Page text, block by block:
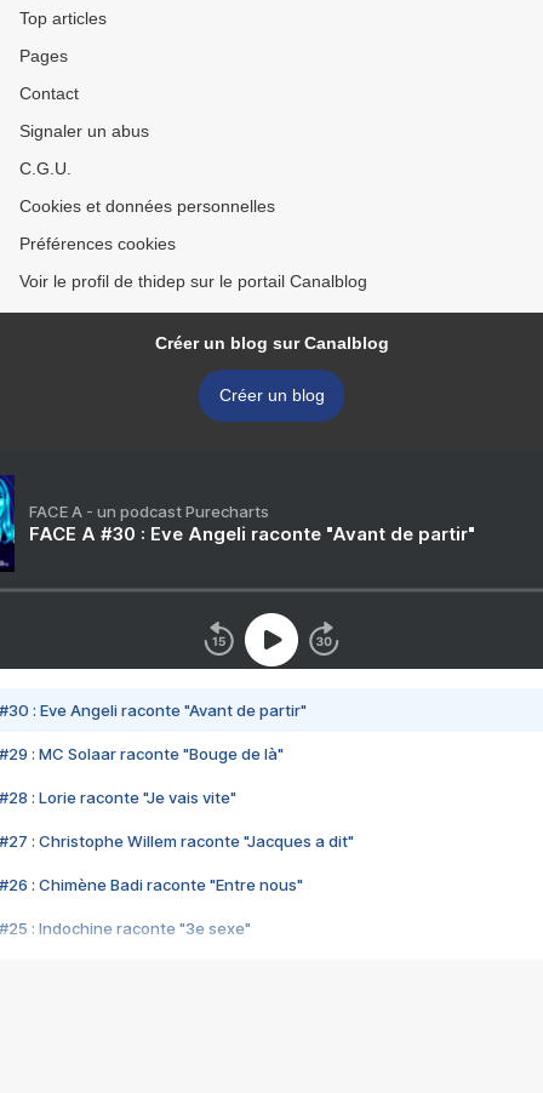
Top articles
Pages
Contact
Signaler un abus
C.G.U.
Cookies et données personnelles
Préférences cookies
Voir le profil de thidep sur le portail Canalblog
Créer un blog sur Canalblog
Créer un blog
FACE A - un podcast Purecharts
FACE A #30 : Eve Angeli raconte "Avant de partir"
#30 : Eve Angeli raconte "Avant de partir"
#29 : MC Solaar raconte "Bouge de là"
#28 : Lorie raconte "Je vais vite"
#27 : Christophe Willem raconte "Jacques a dit"
#26 : Chimène Badi raconte "Entre nous"
#25 : Indochine raconte "3e sexe"